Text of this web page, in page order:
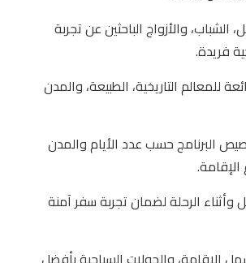
الشباب، والأزواج الباحثين عن تجربة
فريدة.
للمعالم التاريخية، الطبيعة، والمدن
البرنامج حسب عدد الأيام والمدن
الإقامة.
الرحلة لضمان تجربة سفر آمنة